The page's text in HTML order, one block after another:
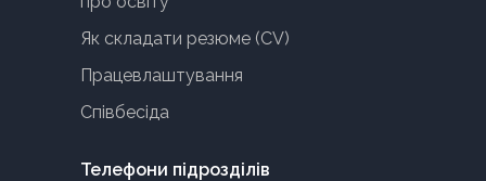
Як складати резюме (CV)
Працевлаштування
Співбесіда
Телефони підрозділів